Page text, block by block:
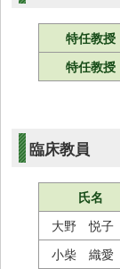
特任教授
特任教授
臨床教員
氏名
大野 悦子
小柴 織愛